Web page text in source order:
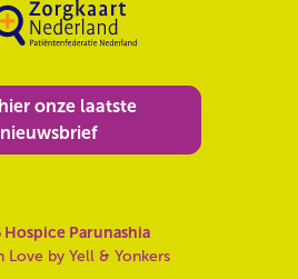
onze laatste
nieuwsbrief
Hospice Parunashia
Love by Yell & Yonkers